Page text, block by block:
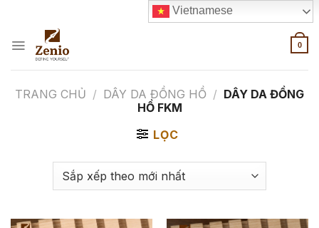
content
0
TRANG CHỦ / DÂY DA ĐỒNG HỒ / DÂY DA ĐỒNG
HỒ FKM
LỌC
Vietnamese